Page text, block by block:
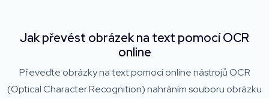
Jak převést obrázek na text pomocí OCR
online
Převeďte obrázky na text pomocí online nástrojů OCR
(Optical Character Recognition) nahráním souboru obrázku